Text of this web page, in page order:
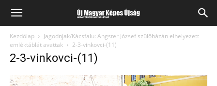
Kezdőlap
Jagodnjak/Kácsfalu: Angster József szülőházán elhelyezett
emléktáblát avattak
2-3-vinkovci-(11)
2-3-vinkovci-(11)